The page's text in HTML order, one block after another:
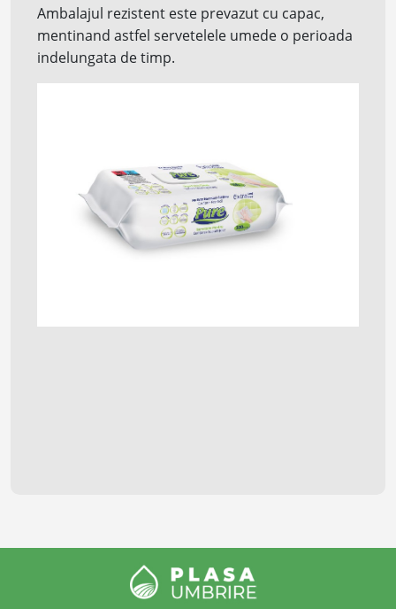
Ambalajul rezistent este prevazut cu capac,
mentinand astfel servetelele umede o perioada
indelungata de timp.